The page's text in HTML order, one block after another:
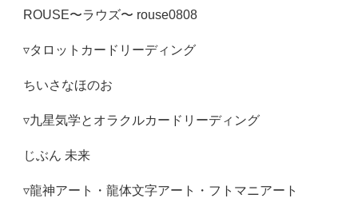
ROUSE〜ラウズ〜 rouse0808
▿タロットカードリーディング
ちいさなほのお
▿九星気学とオラクルカードリーディング
じぶん 未来
▿龍神アート・龍体文字アート・フトマニアート